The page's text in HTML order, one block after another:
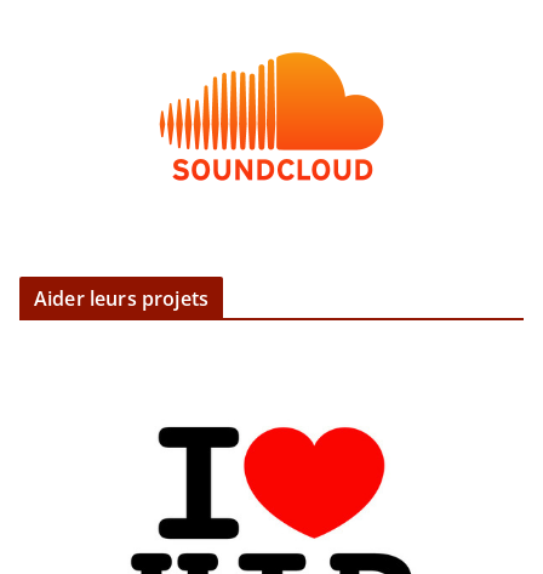
Aider leurs projets